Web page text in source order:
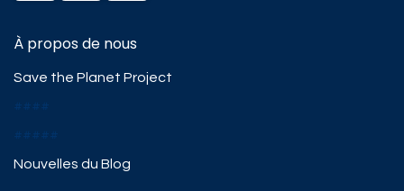
À propos de nous
Save the Planet Project
####
#####
Nouvelles du Blog